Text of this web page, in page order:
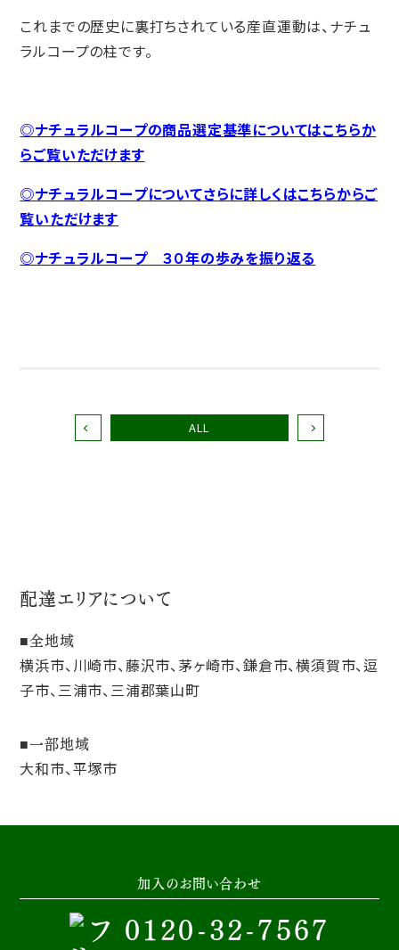
これまでの歴史に裏打ちされている産直運動は、ナチュ
ラルコープの柱です。
◎ナチュラルコープの商品選定基準についてはこちらか
らご覧いただけます
◎ナチュラルコープについてさらに詳しくはこちらからご
覧いただけます
◎ナチュラルコープ ３０年の歩みを振り返る
ALL
配達エリアについて
全地域
横浜市、川崎市、藤沢市、茅ヶ崎市、鎌倉市、横須賀市、逗
子市、三浦市、三浦郡葉山町
一部地域
大和市、平塚市
加入のお問い合わせ
0120-32-7567